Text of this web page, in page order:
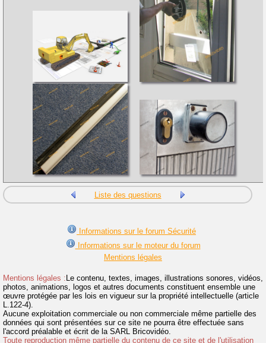
Liste des questions
Informations sur le forum Sécurité
Informations sur le moteur du forum
Mentions légales
Mentions légales :Le contenu, textes, images, illustrations sonores, vidéos,
photos, animations, logos et autres documents constituent ensemble une
œuvre protégée par les lois en vigueur sur la propriété intellectuelle (article
L.122-4).
Aucune exploitation commerciale ou non commerciale même partielle des
données qui sont présentées sur ce site ne pourra être effectuée sans
l'accord préalable et écrit de la SARL Bricovidéo.
Toute reproduction même partielle du contenu de ce site et de l'utilisation